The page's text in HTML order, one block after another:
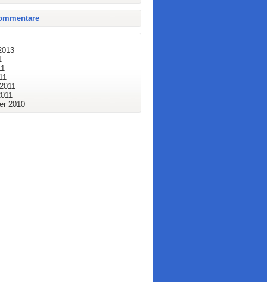
2010